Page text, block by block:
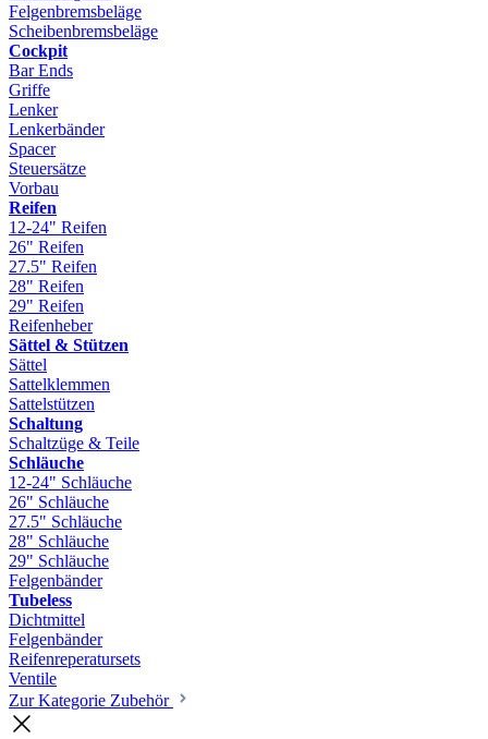
Felgenbremsbeläge
Scheibenbremsbeläge
Cockpit
Bar Ends
Griffe
Lenker
Lenkerbänder
Spacer
Steuersätze
Vorbau
Reifen
12-24" Reifen
26" Reifen
27.5" Reifen
28" Reifen
29" Reifen
Reifenheber
Sättel & Stützen
Sättel
Sattelklemmen
Sattelstützen
Schaltung
Schaltzüge & Teile
Schläuche
12-24" Schläuche
26" Schläuche
27.5" Schläuche
28" Schläuche
29" Schläuche
Felgenbänder
Tubeless
Dichtmittel
Felgenbänder
Reifenreperatursets
Ventile
Zur Kategorie Zubehör